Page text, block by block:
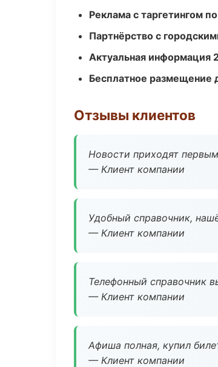
Реклама с таргетингом
Партнёрство с
Актуальная информация
Бесплатное размещение
Отзывы клиентов
Новости приходят
— Клиент компании
Удобный справочник,
— Клиент компании
Телефонный справочник
— Клиент компании
Афиша полная, купил
— Клиент компании